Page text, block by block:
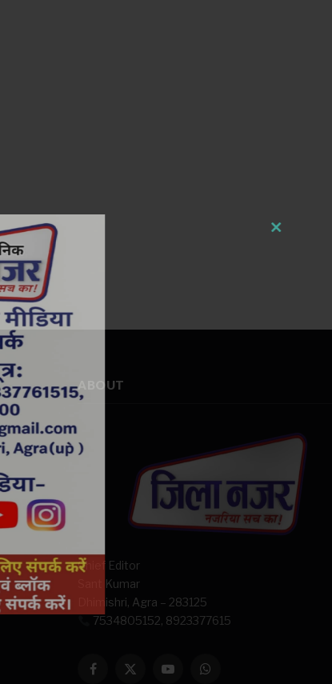
ABOUT
Chief Editor
Sant Kumar
Dhimishri, Agra – 283125
7534805152, 8923377615
Facebook
X
YouTubeWhatsApp